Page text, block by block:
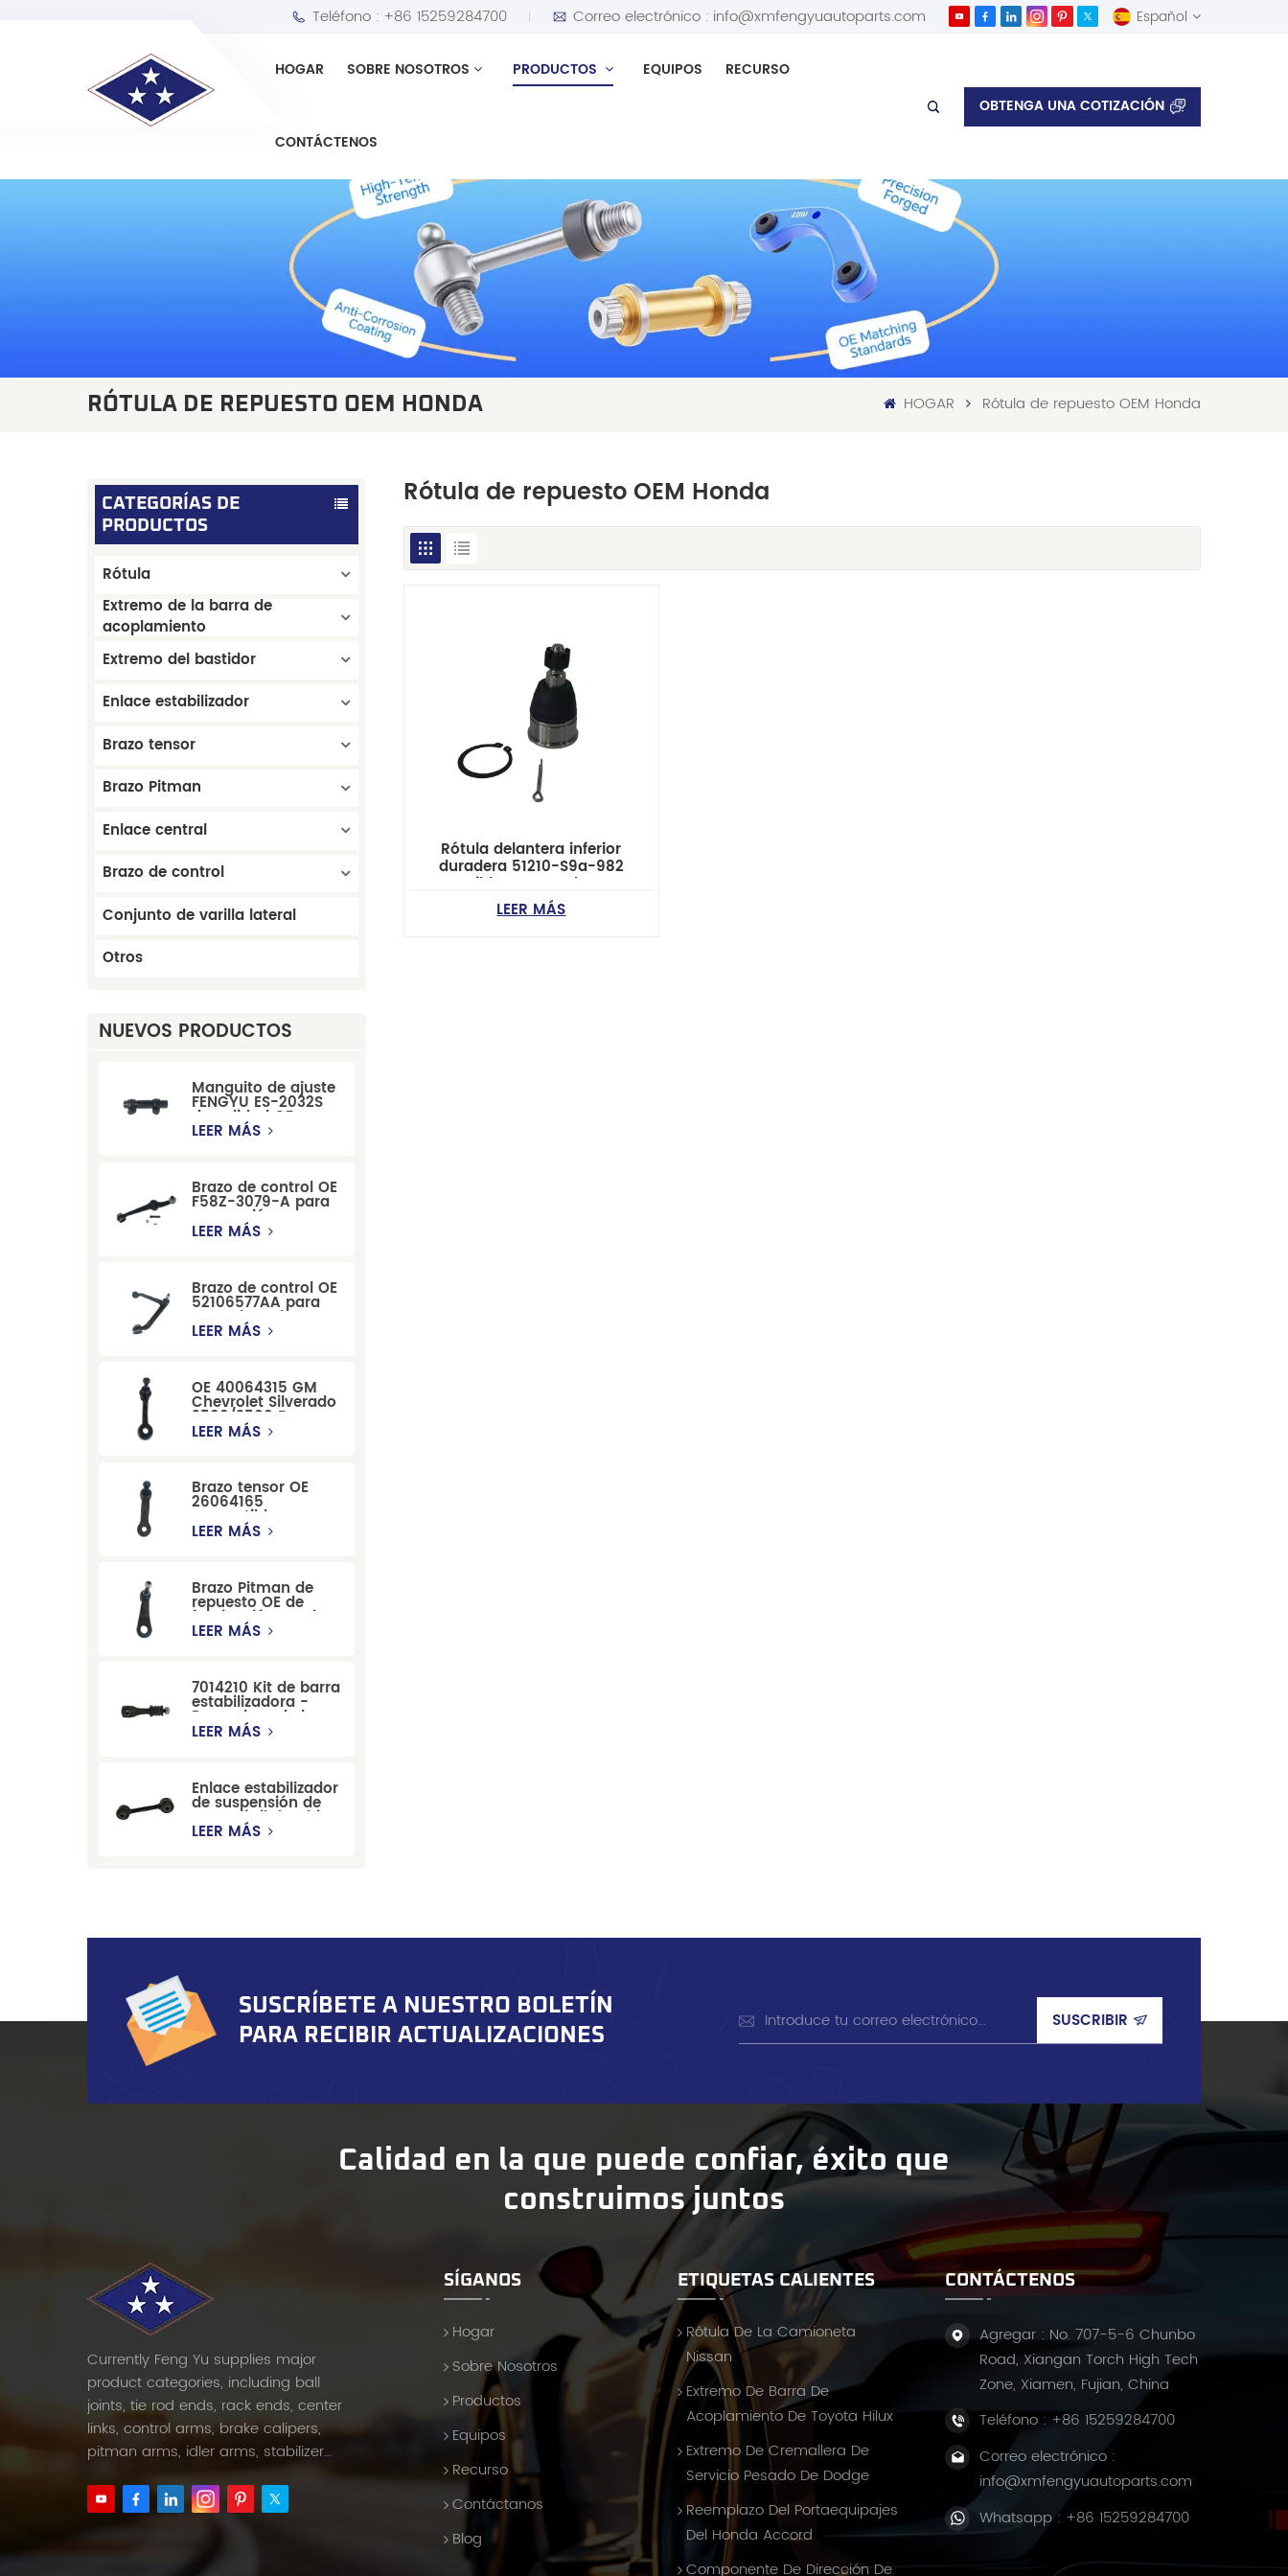
Teléfono : +86 15259284700 Correo electrónico : info@xmfengyuautoparts.com Español
English
HOGAR SOBRE NOSOTROS PRODUCTOS EQUIPOS RECURSO
CONTÁCTENOS
OBTENGA UNA COTIZACIÓN
RÓTULA DE REPUESTO OEM HONDA HOGAR Rótula de repuesto OEM Honda
CATEGORÍAS DE
PRODUCTOS
Rótula
Extremo de la barra de
acoplamiento
Extremo del bastidor
Enlace estabilizador
Brazo tensor
Brazo Pitman
Enlace central
Brazo de control
Conjunto de varilla lateral
Otros
NUEVOS PRODUCTOS
Manguito de ajuste
FENGYU ES-2032S
de calidad OE para
Mercury, Pontiac,
LEER MÁS
Brazo de control OE
F58Z-3079-A para
suspensión
delantera de Ford
LEER MÁS
Brazo de control OE
52106577AA para
reemplazo de
suspensión de
LEER MÁS
OE 40064315 GM
Chevrolet Silverado
2500/3500 Brazo
tensor para una
LEER MÁS
Brazo tensor OE
26064165
compatible con
modelos Cadillac
LEER MÁS
Brazo Pitman de
repuesto OE de
fabricación precisa
12479051, fabricado
Cadillac, Chevrolet
y Hummer.
LEER MÁS
7014210 Kit de barra
estabilizadora -
Reemplazo de barra
estabilizadora de
LEER MÁS
Enlace estabilizador
de suspensión de
automóvil de China
para Chevrolet
LEER MÁS
Rótula de repuesto OEM Honda
Rótula delantera inferior
duradera 51210-S9a-982
compatible con Honda CR-V II
(modelos 2001-2006)
LEER MÁS
SUSCRÍBETE A NUESTRO BOLETÍN
PARA RECIBIR ACTUALIZACIONES
Calidad en la que puede confiar, éxito que
construimos juntos
Currently Feng Yu supplies major
product categories, including ball
joints, tie rod ends, rack ends, center
links, control arms, brake calipers,
pitman arms, idler arms, stabilizer
links and etc.
SÍGANOS
Hogar
Sobre Nosotros
Productos
Equipos
Recurso
Contáctanos
Blog
ETIQUETAS CALIENTES
Rótula De La Camioneta
Nissan
Extremo De Barra De
Acoplamiento De Toyota Hilux
Extremo De Cremallera De
Servicio Pesado De Dodge
Reemplazo Del Portaequipajes
Del Honda Accord
Componente De Dirección De
CONTÁCTENOS
Agregar : No. 707-5-6 Chunbo
Road, Xiangan Torch High Tech
Zone, Xiamen, Fujian, China
Teléfono : +86 15259284700
Correo electrónico :
info@xmfengyuautoparts.com
Whatsapp : +86 15259284700